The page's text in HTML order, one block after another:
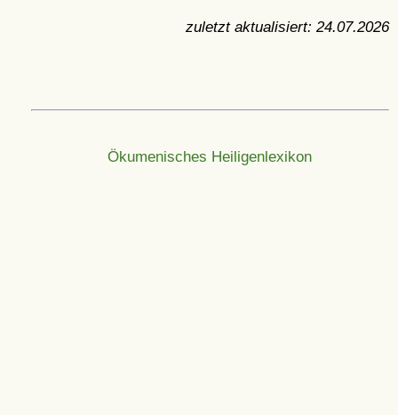
zuletzt aktualisiert: 24.07.2026
Ökumenisches Heiligenlexikon